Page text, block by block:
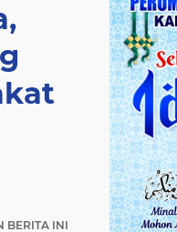
BERITA INI